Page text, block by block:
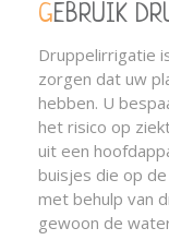
GEBRUIK
Druppelirrigatie
zorgen dat uw
hebben. U
het risico op
uit een
buisjes die op
met behulp van
gewoon de